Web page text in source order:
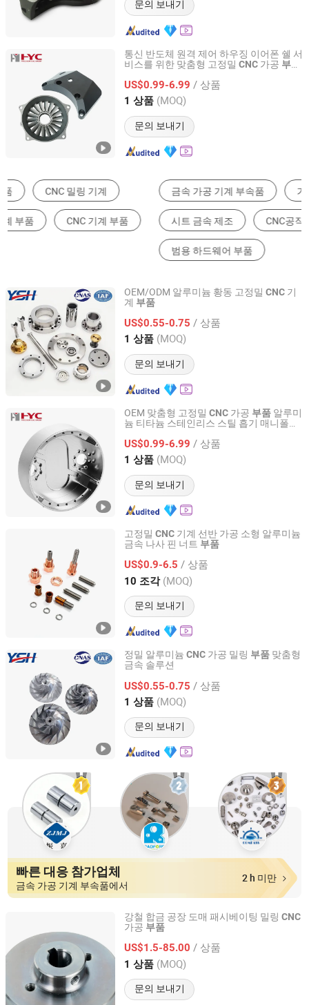
문의 보내기
통신 반도체 원격 제어 하우징 이어폰 쉘 서
비스를 위한 맞춤형 고정밀 CNC 가공 부품
US$0.99-6.99 / 상품
1 상품 (MOQ)
문의 보내기
Yingtai Precision Machinery (Dongguan) Co., Ltd.
Guangdong, China 이후 2025
금속 가공 기계 부속품 가공 서비스
시트 금속 제조 CNC공작기계 스탬핑
OEM/ODM 알루미늄 황동 고정밀 CNC 기
계 부품
US$0.55-0.75 / 상품
1 상품 (MOQ)
문의 보내기
Suzhou Yishihan Electromechanical Technology Co., Ltd.
Jiangsu, China 이후 2024
OEM 맞춤형 고정밀 CNC 가공 부품 알루미
늄 티타늄 스테인리스 스틸 흡기 매니폴드
서비스
US$0.99-6.99 / 상품
1 상품 (MOQ)
문의 보내기
Yingtai Precision Machinery (Dongguan) Co., Ltd.
Guangdong, China 이후 2025
고정밀 CNC 기계 선반 가공 소형 알루미늄
금속 나사 핀 너트 부품
US$0.9-6.5 / 상품
10 조각 (MOQ)
문의 보내기
Shenzhen Honvision Precision Technology Co., Ltd.
Guangdong, China 이후 2021
정밀 알루미늄 CNC 가공 밀링 부품 맞춤형
금속 솔루션
US$0.55-0.75 / 상품
1 상품 (MOQ)
문의 보내기
Suzhou Yishihan Electromechanical Technology Co., Ltd.
Jiangsu, China 이후 2024
빠른 대응 참가업체
금속 가공 기계 부속품에서
2 h 미만
강철 합금 공장 도매 패시베이팅 밀링 CNC
가공 부품
US$1.5-85.00 / 상품
1 상품 (MOQ)
문의 보내기
Ningbo Ningji Machinery Technology Co., Ltd
Zhejiang, China 이후 2026